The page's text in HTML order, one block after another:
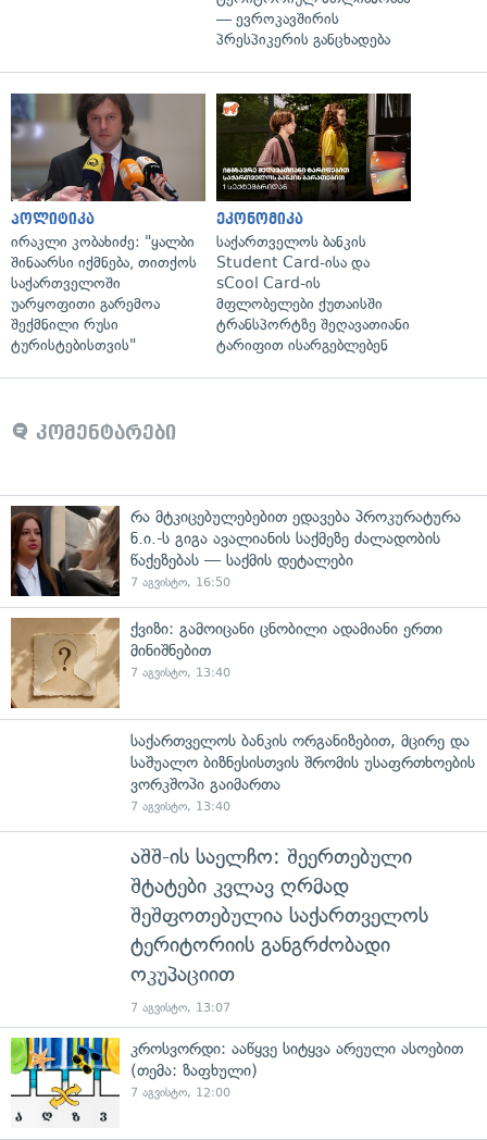
— ევროკავშირის
პრესპიკერის განცხადება
პოლიტიკა
ირაკლი კობახიძე: "ყალბი
შინაარსი იქმნება, თითქოს
საქართველოში
უარყოფითი გარემოა
შექმნილი რუსი
ტურისტებისთვის"
ეკონომიკა
საქართველოს ბანკის
Student Card-ისა და
sCool Card-ის
მფლობელები ქუთაისში
ტრანსპორტზე შეღავათიანი
ტარიფით ისარგებლებენ
კომენტარები
რა მტკიცებულებებით ედავება პროკურატურა
ნ.ი.-ს გიგა ავალიანის საქმეზე ძალადობის
წაქეზებას — საქმის დეტალები
7 აგვისტო, 16:50
ქვიზი: გამოიცანი ცნობილი ადამიანი ერთი
მინიშნებით
7 აგვისტო, 13:40
საქართველოს ბანკის ორგანიზებით, მცირე და
საშუალო ბიზნესისთვის შრომის უსაფრთხოების
ვორკშოპი გაიმართა
7 აგვისტო, 13:40
აშშ-ის საელჩო: შეერთებული
შტატები კვლავ ღრმად
შეშფოთებულია საქართველოს
ტერიტორიის განგრძობადი
ოკუპაციით
7 აგვისტო, 13:07
კროსვორდი: ააწყვე სიტყვა არეული ასოებით
(თემა: ზაფხული)
7 აგვისტო, 12:00